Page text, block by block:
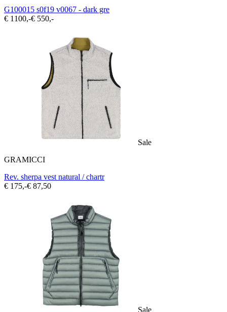
G100015 s0f19 v0067 - dark gre
€ 1100,-€ 550,-
Sale
GRAMICCI
Rev. sherpa vest natural / chartr
€ 175,-€ 87,50
Sale